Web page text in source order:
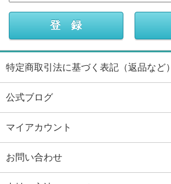
特定商取引法に基づく表記（返品など）
公式ブログ
マイアカウント
お問い合わせ